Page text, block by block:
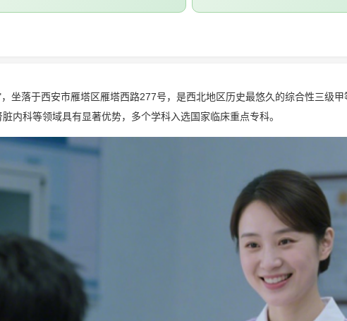
坐落于西安市雁塔区雁塔西路277号，是西北地区历史最悠久的综合性三级
内科等领域具有显著优势，多个学科入选国家临床重点专科。